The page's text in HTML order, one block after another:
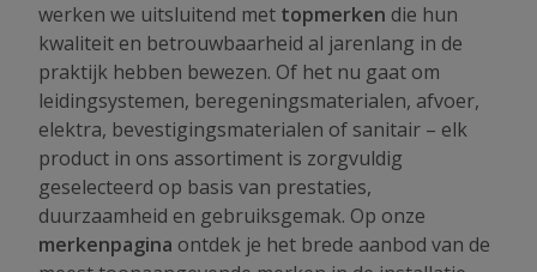
werken we uitsluitend met topmerken die hun
kwaliteit en betrouwbaarheid al jarenlang in de
praktijk hebben bewezen. Of het nu gaat om
leidingsystemen, beregeningsmaterialen, afvoer,
elektra, bevestigingsmaterialen of sanitair – elk
product in ons assortiment is zorgvuldig
geselecteerd op basis van prestaties,
duurzaamheid en gebruiksgemak. Op onze
merkenpagina ontdek je het brede aanbod van de